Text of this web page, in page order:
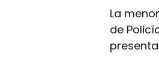
La
de